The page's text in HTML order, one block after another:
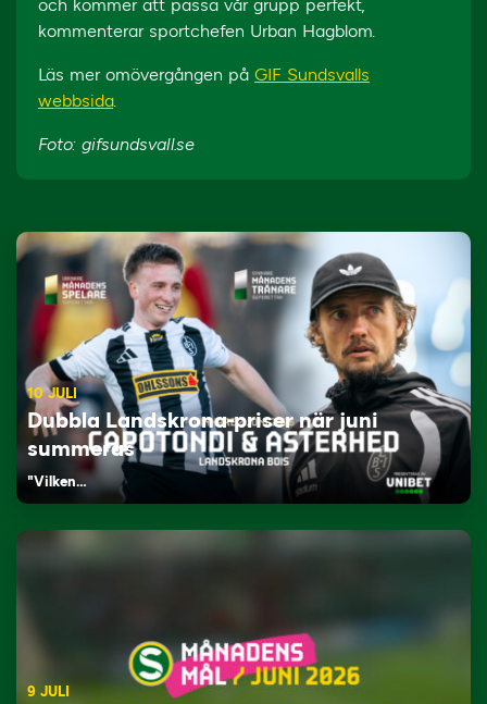
och kommer att passa vår grupp perfekt,
kommenterar sportchefen Urban Hagblom.
Läs mer omövergången på GIF Sundsvalls
webbsida.
Foto: gifsundsvall.se
10 JULI
Dubbla Landskrona-priser när juni
summeras
"Vilken…
9 JULI